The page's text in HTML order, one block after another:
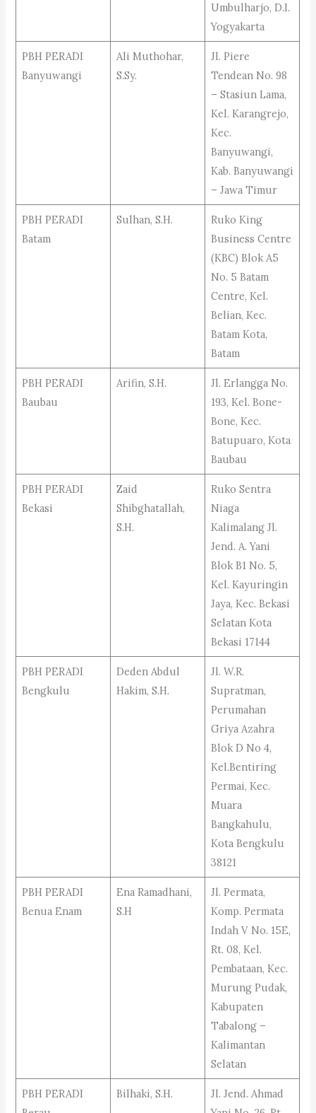
Umbulharjo, D.I.
Yogyakarta
PBH PERADI
Banyuwangi
Ali Muthohar,
S.Sy.
Jl. Piere
Tendean No. 98
– Stasiun Lama,
Kel. Karangrejo,
Kec.
Banyuwangi,
Kab. Banyuwangi
– Jawa Timur
PBH PERADI
Batam
Sulhan, S.H.
Ruko King
Business Centre
(KBC) Blok A5
No. 5 Batam
Centre, Kel.
Belian, Kec.
Batam Kota,
Batam
PBH PERADI
Baubau
Arifin, S.H.
Jl. Erlangga No.
193, Kel. Bone-
Bone, Kec.
Batupuaro, Kota
Baubau
PBH PERADI
Bekasi
Zaid
Shibghatallah,
S.H.
Ruko Sentra
Niaga
Kalimalang Jl.
Jend. A. Yani
Blok B1 No. 5,
Kel. Kayuringin
Jaya, Kec. Bekasi
Selatan Kota
Bekasi 17144
PBH PERADI
Bengkulu
Deden Abdul
Hakim, S.H.
Jl. W.R.
Supratman,
Perumahan
Griya Azahra
Blok D No 4,
Kel.Bentiring
Permai, Kec.
Muara
Bangkahulu,
Kota Bengkulu
38121
PBH PERADI
Benua Enam
Ena Ramadhani,
S.H
Jl. Permata,
Komp. Permata
Indah V No. 15E,
Rt. 08, Kel.
Pembataan, Kec.
Murung Pudak,
Kabupaten
Tabalong –
Kalimantan
Selatan
PBH PERADI
Bilhaki, S.H.
Jl. Jend. Ahmad